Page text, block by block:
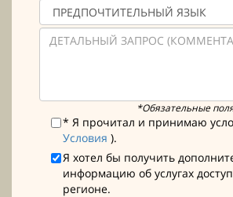
*Обязательные
* Я прочитал и принимаю
Условия ).
Я хотел бы получить
информацию об услугах
регионе.